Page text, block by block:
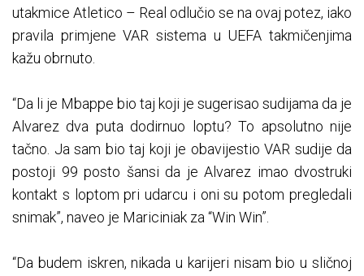
utakmice Atletico – Real odlučio se na ovaj potez, iako
pravila primjene VAR sistema u UEFA takmičenjima
kažu obrnuto.
“Da li je Mbappe bio taj koji je sugerisao sudijama da je
Alvarez dva puta dodirnuo loptu? To apsolutno nije
tačno. Ja sam bio taj koji je obavijestio VAR sudije da
postoji 99 posto šansi da je Alvarez imao dvostruki
kontakt s loptom pri udarcu i oni su potom pregledali
snimak”, naveo je Mariciniak za “Win Win”.
“Da budem iskren, nikada u karijeri nisam bio u sličnoj